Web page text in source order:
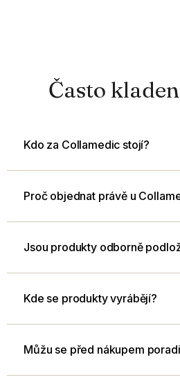
Často
Kdo za Collamedic stojí?
Proč objednat právě u
Jsou produkty odborně
Kde se produkty vyrábějí?
Můžu se před nákupem